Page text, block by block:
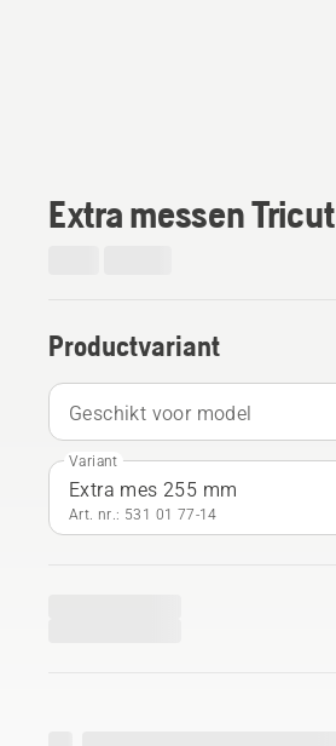
Extra messen Tricut
Productvariant
Geschikt voor model
Variant
Extra mes 255 mm
Art. nr.: 531 01 77‑14